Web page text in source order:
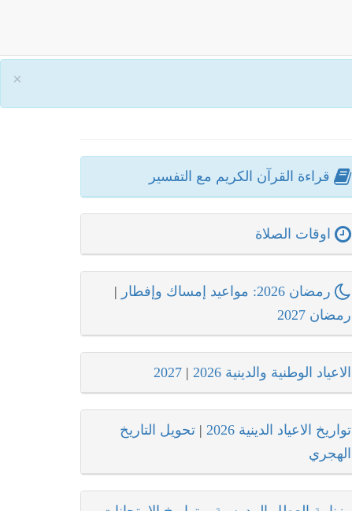
×
قراءة القرآن الكريم مع التفسير
اوقات الصلاة
رمضان 2026: مواعيد إمساك وإفطار
|
رمضان 2027
الاعياد الوطنية والدينية 2026 |
2027
تواريخ الاعياد الدينية 2026 | تحويل التاريخ
الهجري